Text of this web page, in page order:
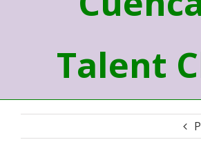
Talent